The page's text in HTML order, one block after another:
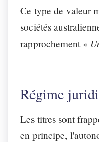
Ce type de valeur
sociétés
rapprochement «
Régime
Les titres sont
en principe,